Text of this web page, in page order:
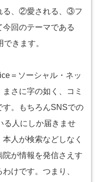
る、②愛される、③フ
回のテーマである
きます。
＝ソーシャル・ネッ
さに字の如く、コミ
す。もちろんSNSでの
る人にしか届きませ
人が検索などしなく
が情報を発信さえす
けです。つまり、